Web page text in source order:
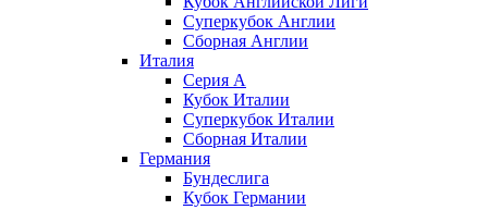
Суперкубок Англии
Сборная Англии
Италия
Серия А
Кубок Италии
Суперкубок Италии
Сборная Италии
Германия
Бундеслига
Кубок Германии